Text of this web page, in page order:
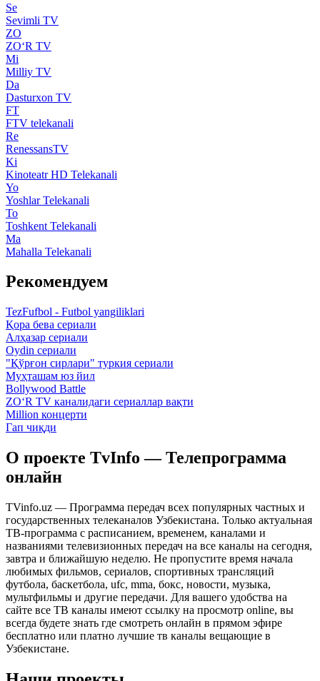
Se
Sevimli TV
ZO
ZO‘R TV
Mi
Milliy TV
Da
Dasturxon TV
FT
FTV telekanali
Re
RenessansTV
Ki
Kinoteatr HD Telekanali
Yo
Yoshlar Telekanali
To
Toshkent Telekanali
Ma
Mahalla Telekanali
Рекомендуем
TezFufbol - Futbol yangiliklari
Қора бева сериали
Алҳазар сериали
Oydin сериали
"Қўрғон сирлари" туркия сериали
Муҳташам юз йил
Bollywood Battle
ZO‘R TV каналидаги сериаллар вақти
Million концерти
Гап чиқди
О проекте TvInfo — Телепрограмма
онлайн
TVinfo.uz — Программа передач всех популярных частных и
государственных телеканалов Узбекистана. Только актуальная
ТВ-программа с расписанием, временем, каналами и
названиями телевизионных передач на все каналы на сегодня,
завтра и ближайшую неделю. Не пропустите время начала
любимых фильмов, сериалов, спортивных трансляций
футбола, баскетбола, ufc, mma, бокс, новости, музыка,
мультфильмы и другие передачи. Для вашего удобства на
сайте все ТВ каналы имеют ссылку на просмотр online, вы
всегда будете знать где смотреть онлайн в прямом эфире
бесплатно или платно лучшие тв каналы вещающие в
Узбекистане.